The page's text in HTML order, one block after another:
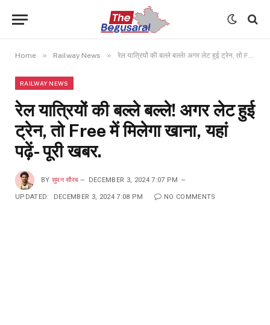
Home » Railway News » रेल यात्रियों की बल्ले बल्ले! अगर लेट हुई ट्रेन, तो Free में मिलेगा खाना, यहां पढ़ें- पूरी खबर.
RAILWAY NEWS
रेल यात्रियों की बल्ले बल्ले! अगर लेट हुई
ट्रेन, तो Free में मिलेगा खाना, यहां
पढ़ें- पूरी खबर.
BY सुमन सौरब DECEMBER 3, 2024 7:07 PM
UPDATED: DECEMBER 3, 2024 7:08 PM NO COMMENTS